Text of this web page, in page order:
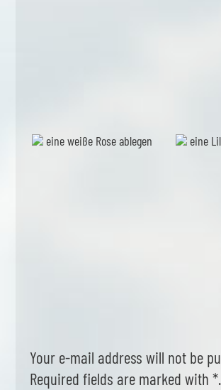
eine weiße Rose ablegen eine
Your e-mail address will not be
Required fields are marked with *.